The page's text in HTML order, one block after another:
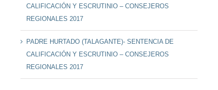
CALIFICACIÓN Y ESCRUTINIO – CONSEJEROS
REGIONALES 2017
PADRE HURTADO (TALAGANTE)- SENTENCIA DE
CALIFICACIÓN Y ESCRUTINIO – CONSEJEROS
REGIONALES 2017